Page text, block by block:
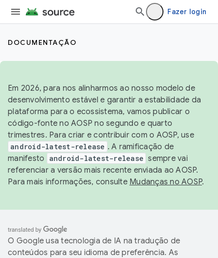
Fazer login
DOCUMENTAÇÃO
Em 2026, para nos alinharmos ao nosso modelo de
desenvolvimento estável e garantir a estabilidade da
plataforma para o ecossistema, vamos publicar o
código-fonte no AOSP no segundo e quarto
trimestres. Para criar e contribuir com o AOSP, use
android-latest-release . A ramificação de
manifesto
android-latest-release sempre vai
referenciar a versão mais recente enviada ao AOSP.
Para mais informações, consulte Mudanças no AOSP.
O Google usa tecnologia de IA na tradução de
conteúdos para seu idioma de preferência. As